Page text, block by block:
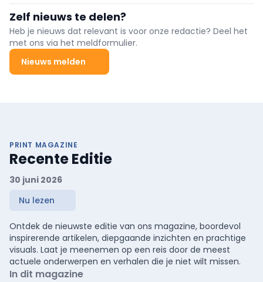
de oncologie, maar één ervan is bestemd voor de nefrologie.
Zelf nieuws te delen?
Heb je nieuws dat relevant is voor onze redactie? Deel het
met ons via het meldformulier.
Nieuws melden
PRINT MAGAZINE
Recente Editie
30 juni 2026
Nu lezen
Ontdek de nieuwste editie van ons magazine, boordevol
inspirerende artikelen, diepgaande inzichten en prachtige
visuals. Laat je meenemen op een reis door de meest
actuele onderwerpen en verhalen die je niet wilt missen.
In dit magazine